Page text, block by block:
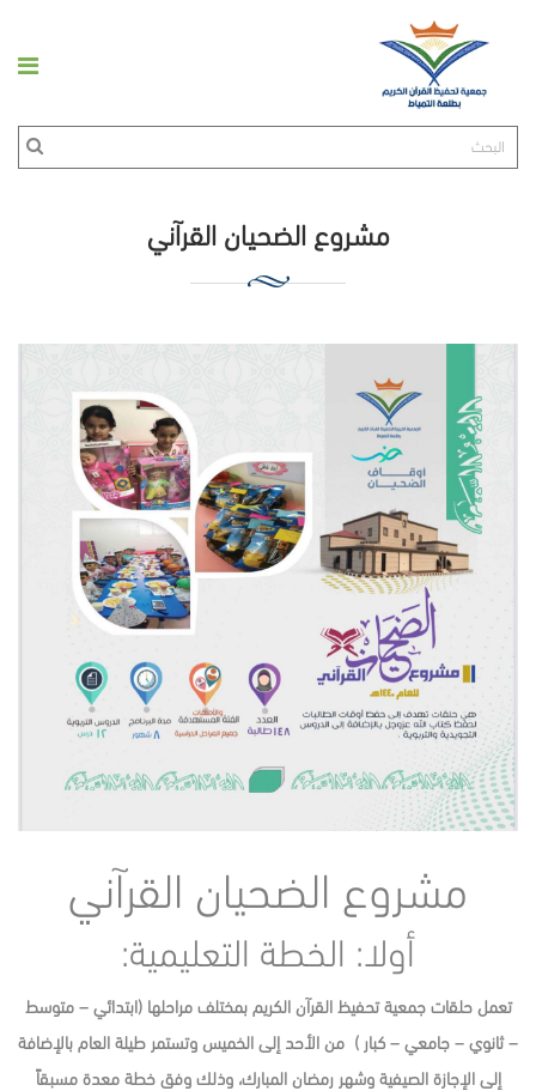
مشروع الضحيان القرآني
مشروع الضحيان القرآني
أولا: الخطة التعليمية:
تعمل حلقات جمعية تحفيظ القرآن الكريم بمختلف مراحلها (ابتدائي – متوسط
– ثانوي – جامعي – كبار ) من الأحد إلى الخميس وتستمر طيلة العام بالإضافة
إلى الإجازة الصيفية وشهر رمضان المبارك، وذلك وفق خطة معدة مسبقاً